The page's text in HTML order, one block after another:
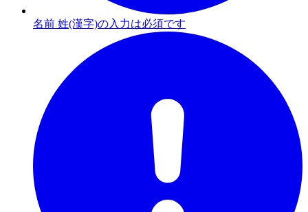
名前 姓(漢字)の入力は必須です